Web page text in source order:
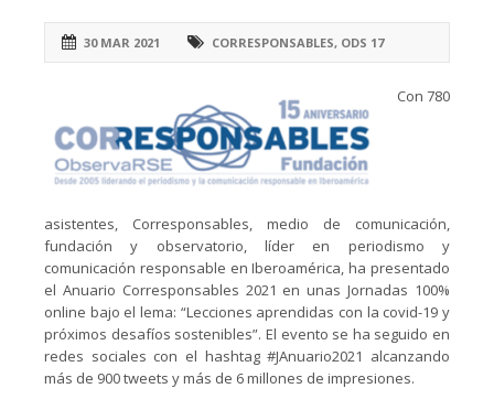
30 MAR 2021 CORRESPONSABLES, ODS 17
Con 780
asistentes, Corresponsables, medio de comunicación,
fundación y observatorio, líder en periodismo y
comunicación responsable en Iberoamérica, ha presentado
el Anuario Corresponsables 2021 en unas Jornadas 100%
online bajo el lema: “Lecciones aprendidas con la covid-19 y
próximos desafíos sostenibles”. El evento se ha seguido en
redes sociales con el hashtag #JAnuario2021 alcanzando
más de 900 tweets y más de 6 millones de impresiones.